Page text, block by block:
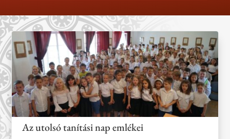
Az utolsó tanítási nap emlékei